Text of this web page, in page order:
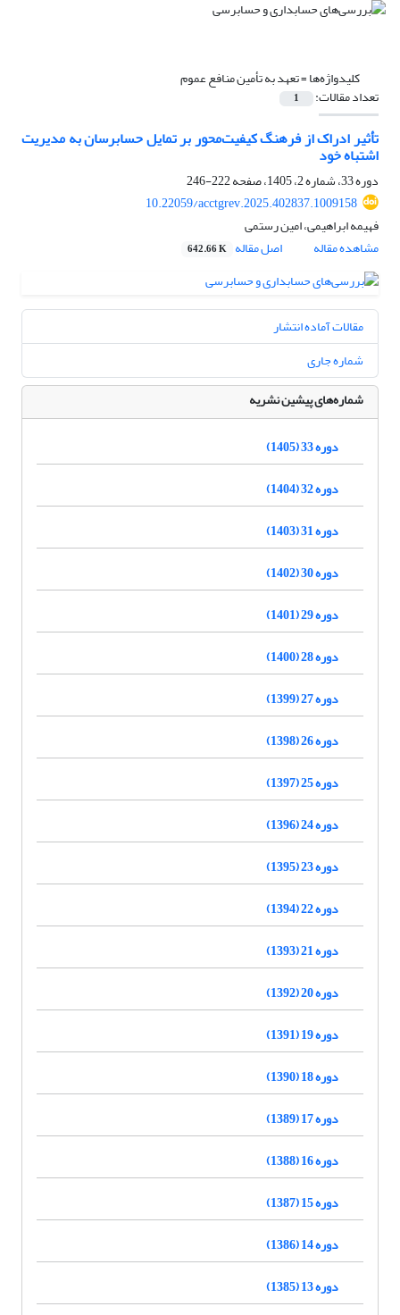
کلیدواژه‌ها =تعهد به تأمین منافع عموم
تعداد مقالات: 1
تأثیر ادراک از فرهنگ کیفیت‌‌محور بر تمایل حسابرسان به مدیریت
اشتباه خود
دوره 33، شماره 2، 1405، صفحه
222-246
10.22059/acctgrev.2025.402837.1009158
فهیمه ابراهیمی، امین رستمی
مشاهده مقاله
اصل مقاله 642.66 K
مقالات آماده انتشار
شماره جاری
شماره‌های پیشین نشریه
دوره 33 (1405)
دوره 32 (1404)
دوره 31 (1403)
دوره 30 (1402)
دوره 29 (1401)
دوره 28 (1400)
دوره 27 (1399)
دوره 26 (1398)
دوره 25 (1397)
دوره 24 (1396)
دوره 23 (1395)
دوره 22 (1394)
دوره 21 (1393)
دوره 20 (1392)
دوره 19 (1391)
دوره 18 (1390)
دوره 17 (1389)
دوره 16 (1388)
دوره 15 (1387)
دوره 14 (1386)
دوره 13 (1385)